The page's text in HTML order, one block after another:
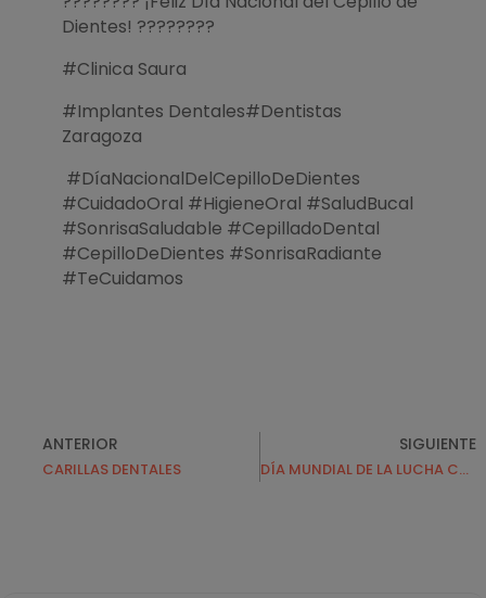
Dientes! ????????
#Clinica Saura
#Implantes Dentales#Dentistas
Zaragoza
#DíaNacionalDelCepilloDeDientes
#CuidadoOral #HigieneOral #SaludBucal
#SonrisaSaludable #CepilladoDental
#CepilloDeDientes #SonrisaRadiante
#TeCuidamos
ANTERIOR
CARILLAS DENTALES
SIGUIENTE
DÍA MUNDIAL DE LA LUCHA CONTRA EL SIDA